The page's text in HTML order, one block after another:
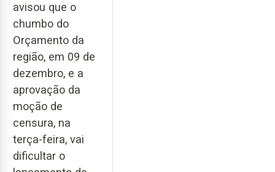
avisou que o
chumbo do
Orçamento da
região, em 09 de
dezembro, e a
aprovação da
moção de
censura, na
terça-feira, vai
dificultar o